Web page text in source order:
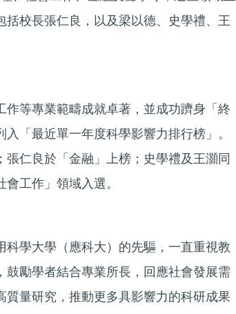
校長張仁良，以及梁以德、史學禮、王
等專業範疇成就卓著，並成功躋身「終
「最近單一年度科學影響力排行榜」。
仁良於「金融」上榜；史學禮及王灝同
工作」領域入選。
學大學（應科大）的先驅，一直重視教
勵學者結合專業所長，回應社會發展需
量研究，推動更多具影響力的科研成果